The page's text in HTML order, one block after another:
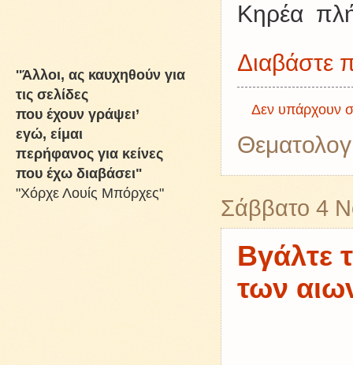
Κηρέα
Διαβάστε
Δεν υπάρχουν
Σάββατο 4
Βγάλτε
των
''Άλλοι, ας καυχηθούν για
τις σελίδες
που έχουν γράψει’
εγώ, είμαι
περήφανος για κείνες
που έχω διαβάσει"
"Χόρχε Λουίς Μπόρχες"